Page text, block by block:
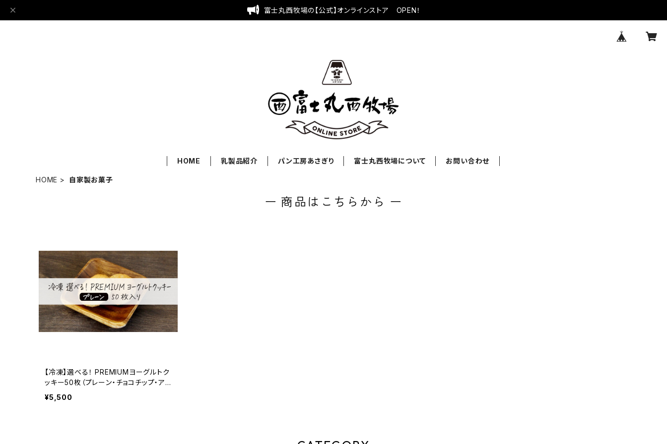
富士丸西牧場の【公式】オンラインストア OPEN！
HOME 乳製品紹介 パン工房あさぎり 富士丸西牧場について お問い合わせ
HOME 自家製お菓子
ー 商品はこちらから ー
【冷凍】選べる！ PREMIUMヨーグルトク
ッキー50枚（プレーン・チョコチップ・アソ
ート）
¥5,500